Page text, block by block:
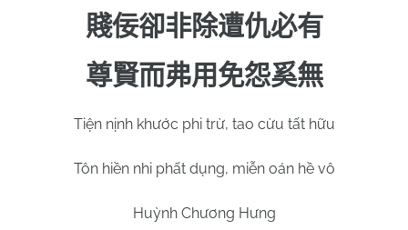
賤佞卻非除遭仇必有
尊賢而弗用免怨奚無
Tiện nịnh khước phi trừ, tao cừu tất hữu
Tôn hiền nhi phất dụng, miễn oán hề vô
Huỳnh Chương Hưng